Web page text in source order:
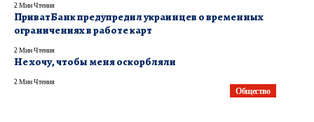
2 Мин Чтения
ПриватБанк предупредил украинцев о временных
ограничениях в работе карт
2 Мин Чтения
Общество
Не хочу, чтобы меня оскорбляли
2 Мин Чтения